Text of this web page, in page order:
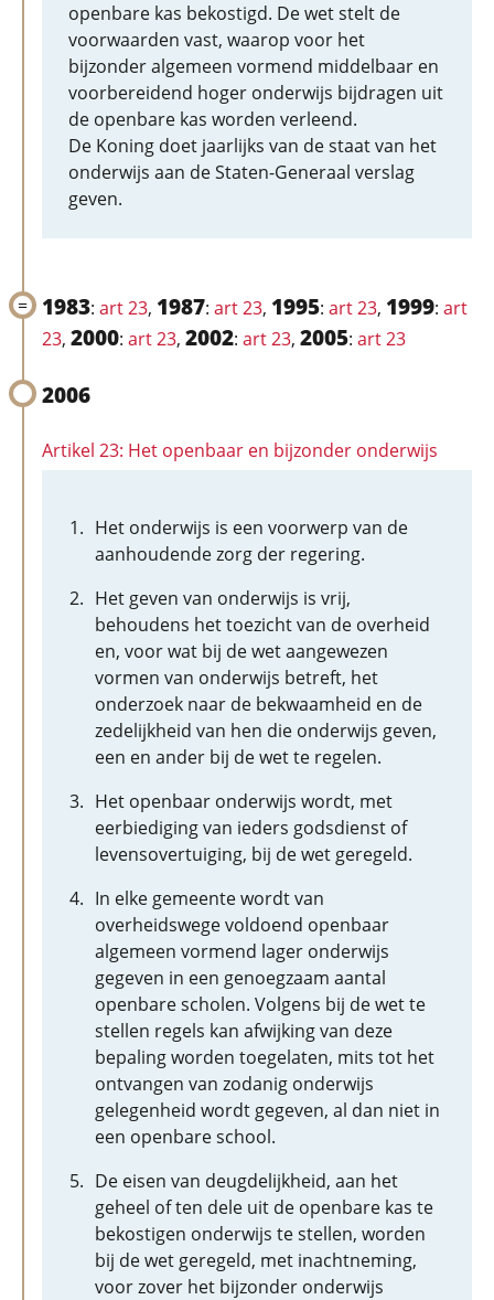
openbare kas bekostigd. De wet stelt de
voorwaarden vast, waarop voor het
bijzonder algemeen vormend middelbaar en
voorbereidend hoger onderwijs bijdragen uit
de openbare kas worden verleend.
De Koning doet jaarlijks van de staat van het
onderwijs aan de Staten-Generaal verslag
geven.
1983: art 23, 1987: art 23, 1995: art 23, 1999: art
23, 2000: art 23, 2002: art 23, 2005: art 23
2006
Artikel 23: Het openbaar en bijzonder onderwijs
Het onderwijs is een voorwerp van de
aanhoudende zorg der regering.
Het geven van onderwijs is vrij,
behoudens het toezicht van de overheid
en, voor wat bij de wet aangewezen
vormen van onderwijs betreft, het
onderzoek naar de bekwaamheid en de
zedelijkheid van hen die onderwijs geven,
een en ander bij de wet te regelen.
Het openbaar onderwijs wordt, met
eerbiediging van ieders godsdienst of
levensovertuiging, bij de wet geregeld.
In elke gemeente wordt van
overheidswege voldoend openbaar
algemeen vormend lager onderwijs
gegeven in een genoegzaam aantal
openbare scholen. Volgens bij de wet te
stellen regels kan afwijking van deze
bepaling worden toegelaten, mits tot het
ontvangen van zodanig onderwijs
gelegenheid wordt gegeven, al dan niet in
een openbare school.
De eisen van deugdelijkheid, aan het
geheel of ten dele uit de openbare kas te
bekostigen onderwijs te stellen, worden
bij de wet geregeld, met inachtneming,
voor zover het bijzonder onderwijs